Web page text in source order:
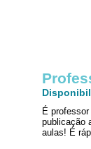
É
publicação
aulas! É